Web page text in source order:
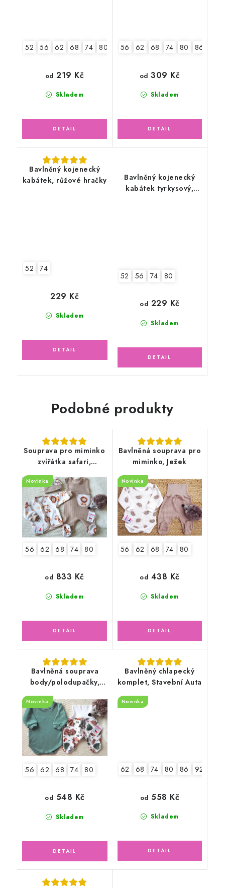
52 56 62 68 74 80 86
Skladem
od 219 Kč
56 62 68 74 80 86
Skladem
od 309 Kč
Bavlněný kojenecký
kabátek, růžové hračky
52 74
Skladem
229 Kč
Bavlněný kojenecký
kabátek tyrkysový,
52 56 74 80
Skladem
od 229 Kč
Podobné produkty
Souprava pro miminko
zvířátka safari,
žebrovaná
Novinka
56 62 68 74 80
Skladem
od 833 Kč
Bavlněná souprava pro
miminko, Ježek
Novinka
56 62 68 74 80
Skladem
od 438 Kč
Bavlněná souprava
body/polodupačky,
Novinka
56 62 68 74 80
Skladem
od 548 Kč
Bavlněný chlapecký
komplet, Stavební Auta
Novinka
62 68 74 80 86 92
Skladem
od 558 Kč